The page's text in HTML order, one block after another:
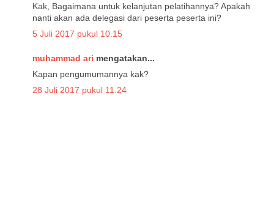
Kak, Bagaimana untuk kelanjutan pelatihannya? Apakah
nanti akan ada delegasi dari peserta peserta ini?
5 Juli 2017 pukul 10.15
muhammad ari mengatakan...
Kapan pengumumannya kak?
28 Juli 2017 pukul 11.24